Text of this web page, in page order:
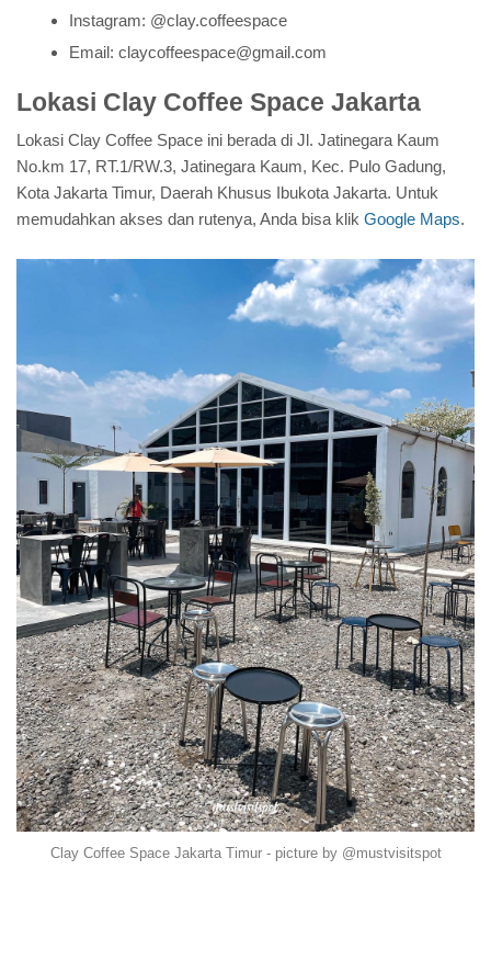
Instagram: @clay.coffeespace
Email: claycoffeespace@gmail.com
Lokasi Clay Coffee Space Jakarta
Lokasi Clay Coffee Space ini berada di Jl. Jatinegara Kaum
No.km 17, RT.1/RW.3, Jatinegara Kaum, Kec. Pulo Gadung,
Kota Jakarta Timur, Daerah Khusus Ibukota Jakarta. Untuk
memudahkan akses dan rutenya, Anda bisa klik Google Maps.
Clay Coffee Space Jakarta Timur - picture by @mustvisitspot